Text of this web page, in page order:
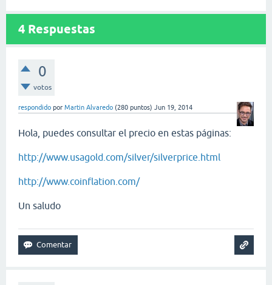
4 Respuestas
0
votos
respondido por Martin Alvaredo (280 puntos) Jun 19, 2014
Hola, puedes consultar el precio en estas páginas:
http://www.usagold.com/silver/silverprice.html
http://www.coinflation.com/
Un saludo